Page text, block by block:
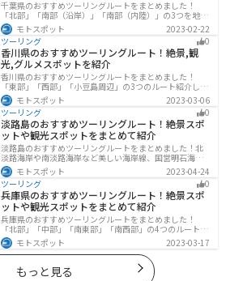
千葉県のおすすめツーリングルートをまとめました！
「北部」「南部（沿岸）」「南部（内陸）」の3つを地域
別で紹介します！千葉は首都圏からのアクセスも良く、
海と山どちらも堪能できるのでツーリングには最適な場
所です。
モトスポット
2023-02-22
ツーリング
0
香川県のおすすめツーリングルート！絶景,観
光,グルメスポットを紹介
香川県のおすすめツーリングルートをまとめました！
「東部」「西部」「小豆島周辺」の3つのルート紹介しま
す。自然豊かな山から海、絶品グルメを満喫するツーリ
ングができます。バイクで香川県にツーリングに行く際
は参考にしてください。
モトスポット
2023-03-06
ツーリング
0
淡路島のおすすめツーリングルート！絶景スポ
ットや観光スポットをまとめて紹介
淡路島のおすすめツーリングルートをまとめました！北
淡路海岸や南淡路海岸など美しい海岸線、国営明石海峡
公園や淡路夢舞台など、自然とアートが融合した施設も
多数あります。バイクで淡路島にツーリングに行く際は
参考にしてください。
モトスポット
2023-04-24
ツーリング
0
兵庫県のおすすめツーリングルート！絶景スポ
ットや観光スポットをまとめて紹介
兵庫県のおすすめツーリングルートをまとめました！
「北部」「中部」「南東部」「南西部」の4つのルート紹
介します。自然豊かな山を堪能できる北部と中部、街中
で海辺の南部と違った楽しみ方ができます。バイクで兵
庫県にツーリングに行く際は参考にしてください。
モトスポット 2023-03-17
もっと見る